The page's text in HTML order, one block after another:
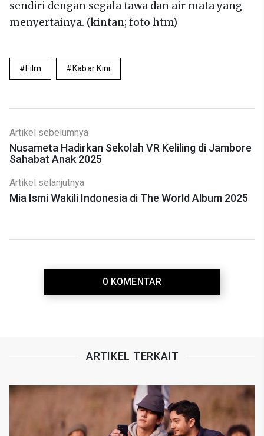
sendiri dengan segala tawa dan air mata yang
menyertainya. (kintan; foto htm)
Film Kabar Kini
Artikel sebelumnya
Nusameta Hadirkan Sekolah VR Keliling di Jambore
Sahabat Anak 2025
Artikel selanjutnya
Mia Ismi Wakili Indonesia di The World Album 2025
0 KOMENTAR
ARTIKEL TERKAIT